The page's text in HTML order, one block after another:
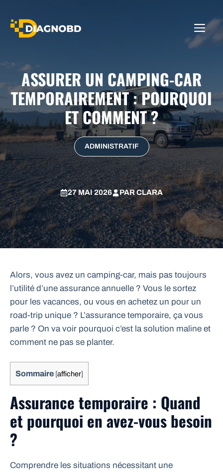
contenu
ASSURER UN CAMPING-CAR
TEMPORAIREMENT : POURQUOI
ET COMMENT ?
ADMINISTRATIF
27 MAI 2026 PARCLARA
Alors, vous avez un camping-car, mais pas toujours
l’utilité d’une assurance annuelle ? Vous le sortez
pour les vacances, ou vous en achetez un pour un
road-trip unique ? L’assurance temporaire, ça vous
parle ? On va voir pourquoi c’est la solution maline et
comment ne pas se planter.
Sommaire [afficher]
Assurance temporaire : Quand
et pourquoi en avez-vous besoin
?
Comprendre les situations nécessitant une